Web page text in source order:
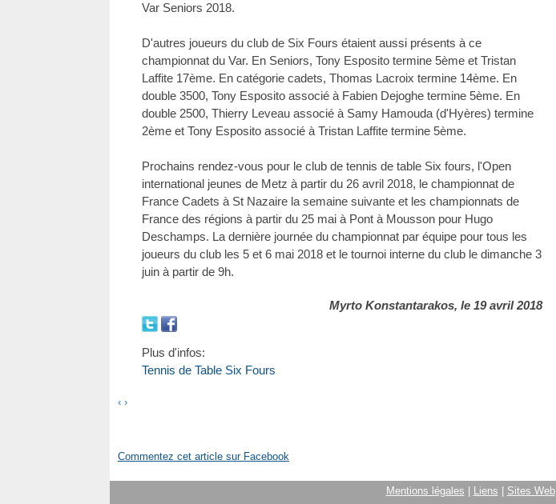
Var Seniors 2018.
D'autres joueurs du club de Six Fours étaient aussi présents à ce
championnat du Var. En Seniors, Tony Esposito termine 5ème et Tristan
Laffite 17ème. En catégorie cadets, Thomas Lacroix termine 14ème. En
double 3500, Tony Esposito associé à Fabien Dejoghe termine 5ème. En
double 2500, Thierry Leveau associé à Samy Hamouda (d'Hyères) termine
2ème et Tony Esposito associé à Tristan Laffite termine 5ème.
Prochains rendez-vous pour le club de tennis de table Six fours, l'Open
international jeunes de Metz à partir du 26 avril 2018, le championnat de
France Cadets à St Nazaire la semaine suivante et les championnats de
France des régions à partir du 25 mai à Pont à Mousson pour Hugo
Deschamps. La dernière journée du championnat par équipe pour tous les
joueurs du club les 5 et 6 mai 2018 et le tournoi interne du club le dimanche 3
juin à partir de 9h.
Myrto Konstantarakos, le 19 avril 2018
Plus d'infos:
Tennis de Table Six Fours
‹ ›
Commentez cet article sur Facebook
Mentions légales Liens
Sites Web